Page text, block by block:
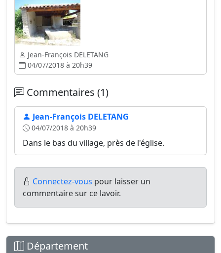
Jean-François DELETANG
04/07/2018 à 20h39
Commentaires (1)
Jean-François DELETANG
04/07/2018 à 20h39
Dans le bas du village, près de l'église.
Connectez-vous pour laisser un
commentaire sur ce lavoir.
Département